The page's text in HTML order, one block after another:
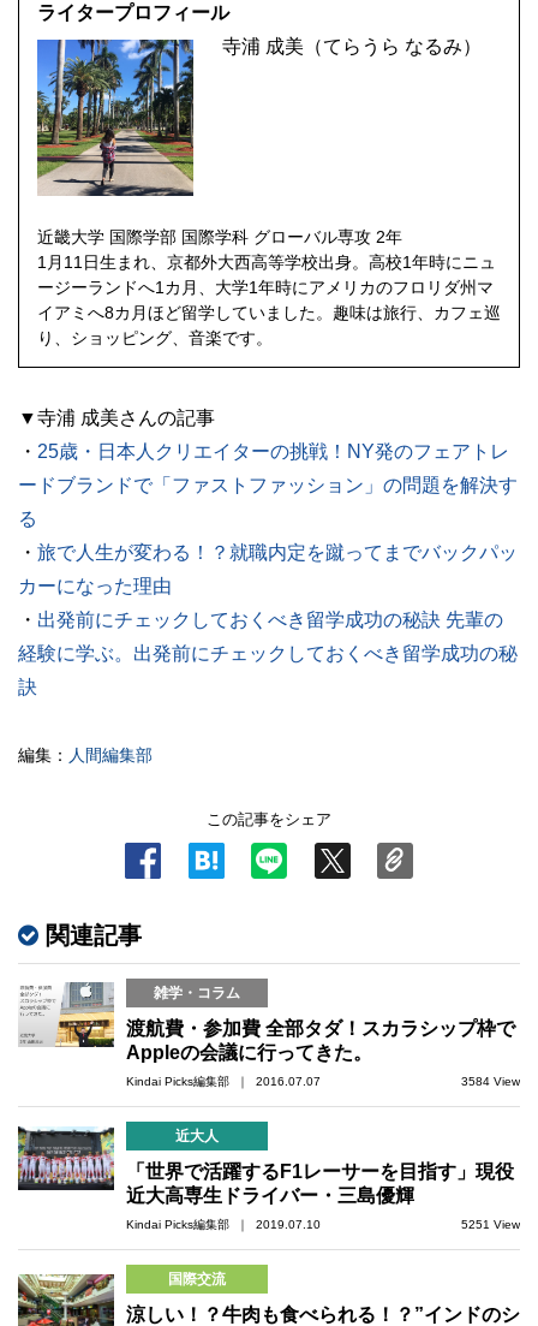
ライタープロフィール
寺浦 成美（てらうら なるみ）
近畿大学 国際学部 国際学科 グローバル専攻 2年
1月11日生まれ、京都外大西高等学校出身。高校1年時にニュ
ージーランドへ1カ月、大学1年時にアメリカのフロリダ州マ
イアミへ8カ月ほど留学していました。趣味は旅行、カフェ巡
り、ショッピング、音楽です。
▼寺浦 成美さんの記事
・ 25歳・日本人クリエイターの挑戦！NY発のフェアトレ
ードブランドで「ファストファッション」の問題を解決す
る
・ 旅で人生が変わる！？就職内定を蹴ってまでバックパッ
カーになった理由
・ 出発前にチェックしておくべき留学成功の秘訣 先輩の
経験に学ぶ。出発前にチェックしておくべき留学成功の秘
訣
編集： 人間編集部
この記事をシェア
関連記事
雑学・コラム
渡航費・参加費 全部タダ！スカラシップ枠で
Appleの会議に行ってきた。
Kindai Picks編集部 ｜ 2016.07.07 3584 View
近大人
「世界で活躍するF1レーサーを目指す」現役
近大高専生ドライバー・三島優輝
Kindai Picks編集部 ｜ 2019.07.10 5251 View
国際交流
涼しい！？牛肉も食べられる！？”インドのシ